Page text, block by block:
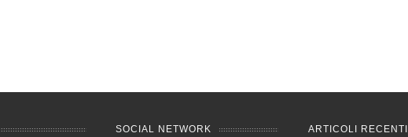
SOCIAL NETWORK ARTICOLI RECENTI